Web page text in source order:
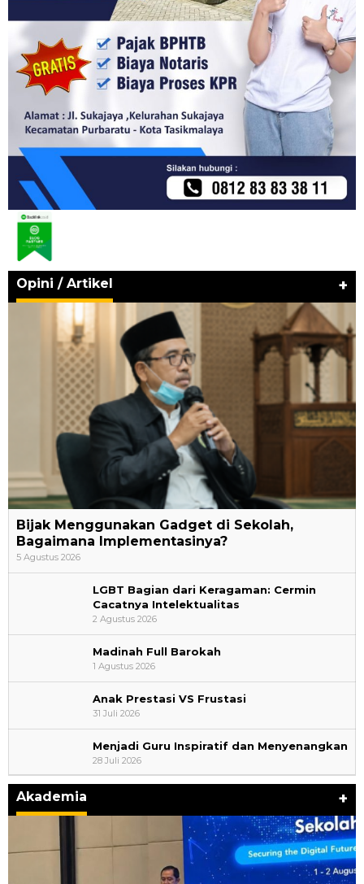
Opini / Artikel +
Bijak Menggunakan Gadget di Sekolah,
Bagaimana Implementasinya?
5 Agustus 2026
LGBT Bagian dari Keragaman: Cermin
Cacatnya Intelektualitas
2 Agustus 2026
Madinah Full Barokah
1 Agustus 2026
Anak Prestasi VS Frustasi
31 Juli 2026
Menjadi Guru Inspiratif dan Menyenangkan
28 Juli 2026
Akademia +